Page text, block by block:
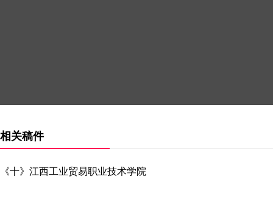
相关稿件
《十》江西工业贸易职业技术学院